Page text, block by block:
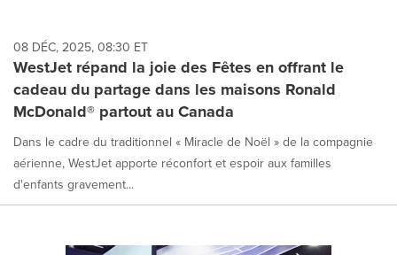
08 DÉC, 2025, 08:30 ET
WestJet répand la joie des Fêtes en offrant le
cadeau du partage dans les maisons Ronald
McDonald® partout au Canada
Dans le cadre du traditionnel « Miracle de Noël » de la compagnie
aérienne, WestJet apporte réconfort et espoir aux familles
d'enfants gravement...